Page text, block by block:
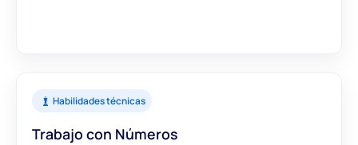
Habilidades técnicas
Trabajo con Números